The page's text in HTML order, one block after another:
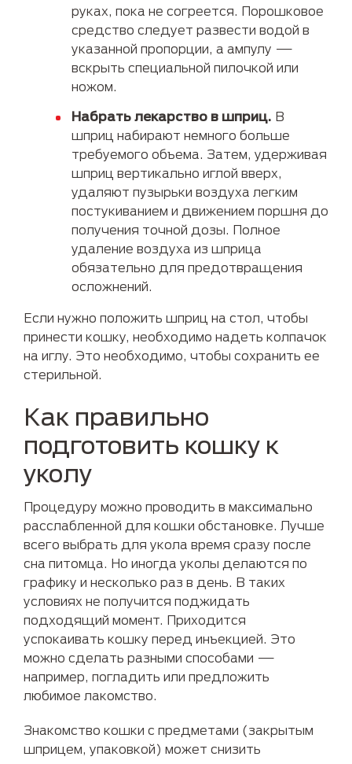
руках, пока не согреется. Порошковое
средство следует развести водой в
указанной пропорции, а ампулу —
вскрыть специальной пилочкой или
ножом.
Набрать лекарство в шприц. В
шприц набирают немного больше
требуемого объема. Затем, удерживая
шприц вертикально иглой вверх,
удаляют пузырьки воздуха легким
постукиванием и движением поршня до
получения точной дозы. Полное
удаление воздуха из шприца
обязательно для предотвращения
осложнений.
Если нужно положить шприц на стол, чтобы
принести кошку, необходимо надеть колпачок
на иглу. Это необходимо, чтобы сохранить ее
стерильной.
Как правильно
подготовить кошку к
уколу
Процедуру можно проводить в максимально
расслабленной для кошки обстановке. Лучше
всего выбрать для укола время сразу после
сна питомца. Но иногда уколы делаются по
графику и несколько раз в день. В таких
условиях не получится поджидать
подходящий момент. Приходится
успокаивать кошку перед инъекцией. Это
можно сделать разными способами —
например, погладить или предложить
любимое лакомство.
Знакомство кошки с предметами (закрытым
шприцем, упаковкой) может снизить